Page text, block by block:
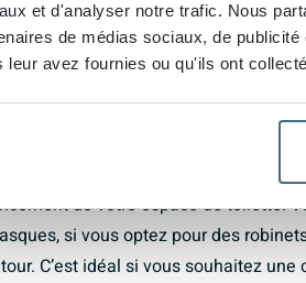
et d'analyser notre trafic. Nous
de médias sociaux, de
leur avez fournies ou qu'ils ont
intemporel qui restera beau
conformément aux
sans perçages pour
perçages pour robinets ni
de votre espace de toilette.
si vous optez pour des
C’est idéal si vous souhaitez